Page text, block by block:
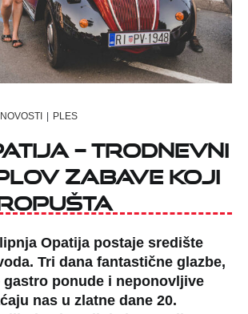
NOVOSTI | PLES
– trodnevni
zabave koji
Opatija postaje središte
Tri dana fantastične glazbe,
gastro ponude i neponovljive
nas u zlatne dane 20.